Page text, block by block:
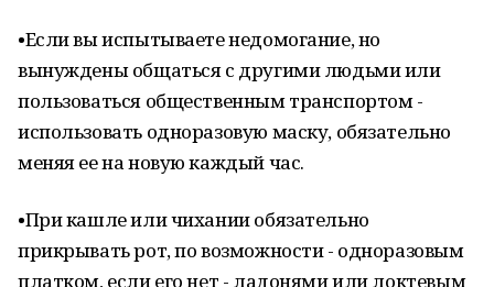
•Если вы испытываете недомогание, но
вынуждены общаться с другими людьми или
пользоваться общественным транспортом -
использовать одноразовую маску, обязательно
меняя ее на новую каждый час.
•При кашле или чихании обязательно
прикрывать рот, по возможности - одноразовым
платком, если его нет - ладонями или локтевым